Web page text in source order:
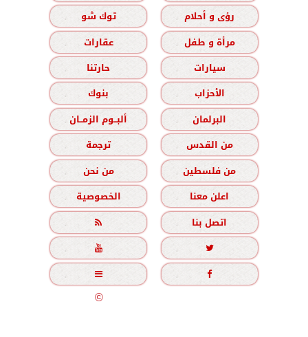
رؤى و أحلام
توك شو
مرأة و طفل
عقارات
سيارات
حارتنا
الأحزاب
بنوك
البرلمان
ألبــوم الزمــان
من القدس
ترجمة
من فلسطين
من نحن
اعلن معنا
الخصوصية
اتصل بنا





جميع الحقوق محفوظة©